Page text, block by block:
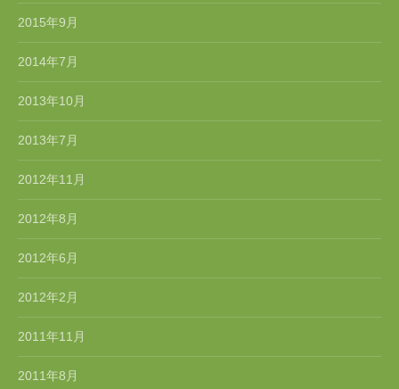
2015年9月
2014年7月
2013年10月
2013年7月
2012年11月
2012年8月
2012年6月
2012年2月
2011年11月
2011年8月